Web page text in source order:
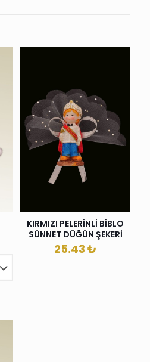
KIRMIZI PELERİNLİ BİBLO
SÜNNET DÜĞÜN ŞEKERİ
25.43 ₺